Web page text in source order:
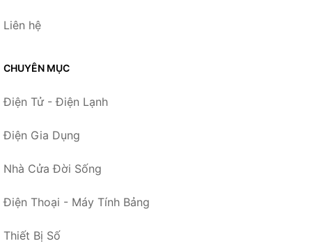
Liên hệ
CHUYÊN MỤC
Điện Tử - Điện Lạnh
Điện Gia Dụng
Nhà Cửa Đời Sống
Điện Thoại - Máy Tính Bảng
Thiết Bị Số